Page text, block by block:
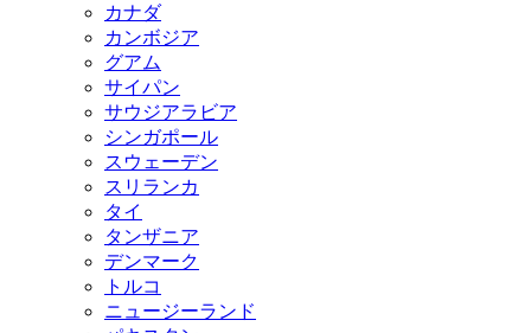
カナダ
カンボジア
グアム
サイパン
サウジアラビア
シンガポール
スウェーデン
スリランカ
タイ
タンザニア
デンマーク
トルコ
ニュージーランド